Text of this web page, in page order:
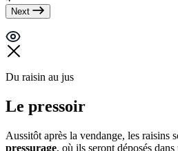
Next
Du raisin au jus
Le pressoir
Aussitôt après la vendange, les raisins
pressurage, où ils seront déposés dans